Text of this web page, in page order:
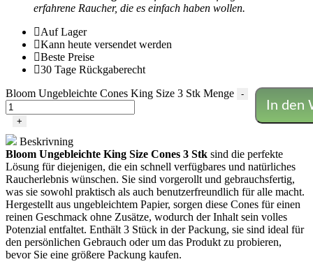
erfahrene Raucher, die es einfach haben wollen.
Auf Lager
Kann heute versendet werden
Beste Preise
30 Tage Rückgaberecht
Bloom Ungebleichte Cones King Size 3 Stk Menge
-
+
In den
Beskrivning
Bloom Ungebleichte King Size Cones 3 Stk sind die perfekte
Lösung für diejenigen, die ein schnell verfügbares und natürliches
Raucherlebnis wünschen. Sie sind vorgerollt und gebrauchsfertig,
was sie sowohl praktisch als auch benutzerfreundlich für alle macht.
Hergestellt aus ungebleichtem Papier, sorgen diese Cones für einen
reinen Geschmack ohne Zusätze, wodurch der Inhalt sein volles
Potenzial entfaltet. Enthält 3 Stück in der Packung, sie sind ideal für
den persönlichen Gebrauch oder um das Produkt zu probieren,
bevor Sie eine größere Packung kaufen.